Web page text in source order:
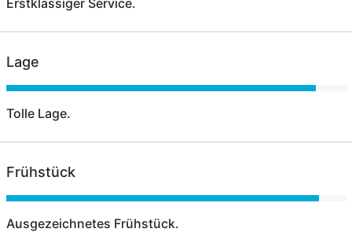
Erstklassiger Service.
Lage
Tolle Lage.
Frühstück
Ausgezeichnetes Frühstück.